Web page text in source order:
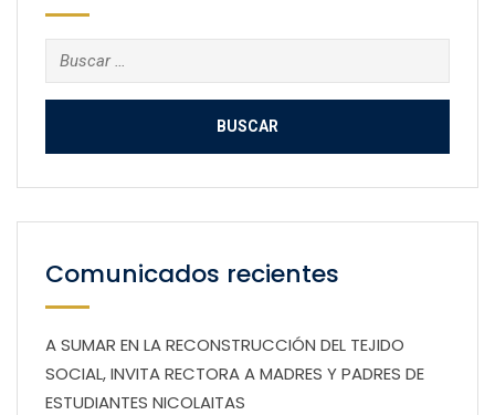
Buscar:
Comunicados recientes
A SUMAR EN LA RECONSTRUCCIÓN DEL TEJIDO
SOCIAL, INVITA RECTORA A MADRES Y PADRES DE
ESTUDIANTES NICOLAITAS